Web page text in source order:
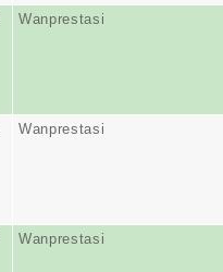
Wanprestasi
Wanprestasi
Wanprestasi